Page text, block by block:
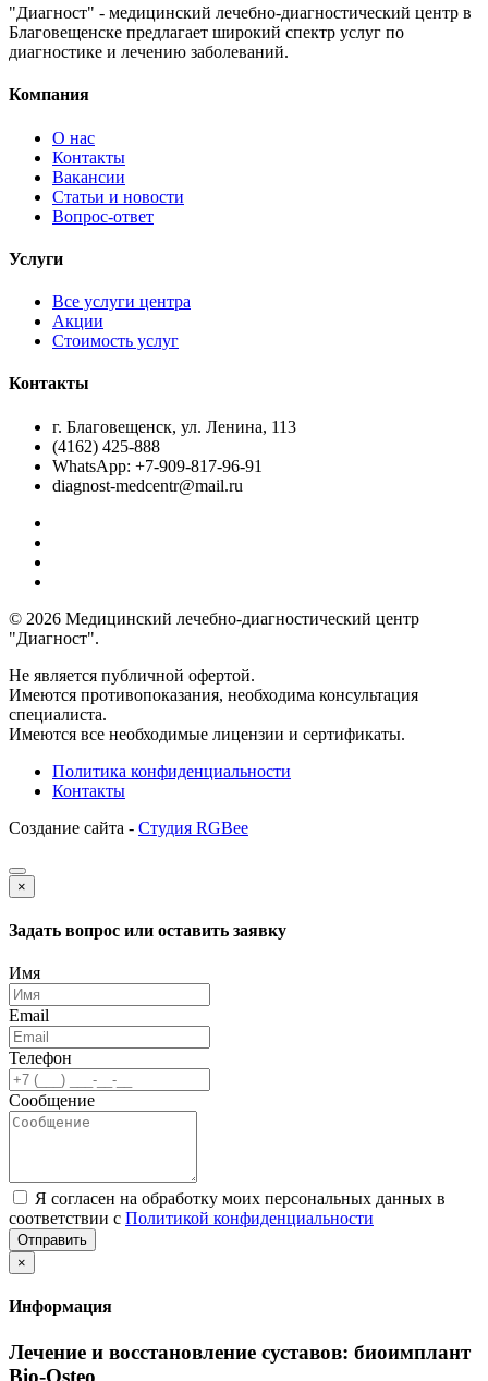
"Диагност" - медицинский лечебно-диагностический центр в
Благовещенске предлагает широкий спектр услуг по
диагностике и лечению заболеваний.
Компания
О нас
Контакты
Вакансии
Статьи и новости
Вопрос-ответ
Услуги
Все услуги центра
Акции
Стоимость услуг
Контакты
г. Благовещенск, ул. Ленина, 113
(4162) 425-888
WhatsApp: +7-909-817-96-91
diagnost-medcentr@mail.ru
© 2026 Медицинский лечебно-диагностический центр
"Диагност".
Не является публичной офертой.
Имеются противопоказания, необходима консультация
специалиста.
Имеются все необходимые лицензии и сертификаты.
Политика конфиденциальности
Контакты
Создание сайта - Студия RGBee
×
Задать вопрос или оставить заявку
Имя
Email
Телефон
Сообщение
Я согласен на обработку моих персональных данных в
соответствии с Политикой конфиденциальности
Отправить
×
Информация
Лечение и восстановление суставов: биоимплант
Bio-Osteo